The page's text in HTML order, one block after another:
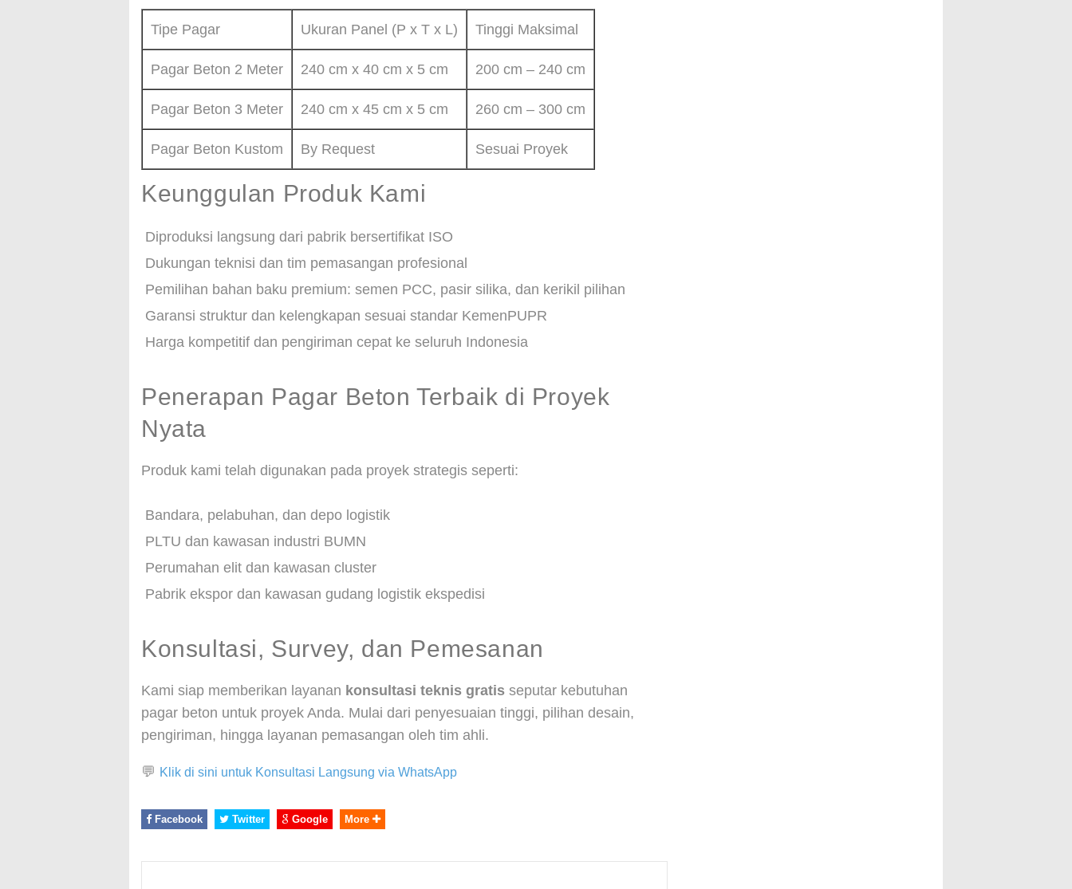
Tipe Pagar Ukuran Panel (P x T x L) Tinggi Maksimal
Pagar Beton 2 Meter 240 cm x 40 cm x 5 cm 200 cm – 240 cm
Pagar Beton 3 Meter 240 cm x 45 cm x 5 cm 260 cm – 300 cm
Pagar Beton Kustom By Request Sesuai Proyek
Keunggulan Produk Kami
Diproduksi langsung dari pabrik bersertifikat ISO
Dukungan teknisi dan tim pemasangan profesional
Pemilihan bahan baku premium: semen PCC, pasir silika, dan kerikil pilihan
Garansi struktur dan kelengkapan sesuai standar KemenPUPR
Harga kompetitif dan pengiriman cepat ke seluruh Indonesia
Penerapan Pagar Beton Terbaik di Proyek
Nyata
Produk kami telah digunakan pada proyek strategis seperti:
Bandara, pelabuhan, dan depo logistik
PLTU dan kawasan industri BUMN
Perumahan elit dan kawasan cluster
Pabrik ekspor dan kawasan gudang logistik ekspedisi
Konsultasi, Survey, dan Pemesanan
Kami siap memberikan layanan konsultasi teknis gratis seputar kebutuhan
pagar beton untuk proyek Anda. Mulai dari penyesuaian tinggi, pilihan desain,
pengiriman, hingga layanan pemasangan oleh tim ahli.
💬 Klik di sini untuk Konsultasi Langsung via WhatsApp
Facebook Twitter Google More